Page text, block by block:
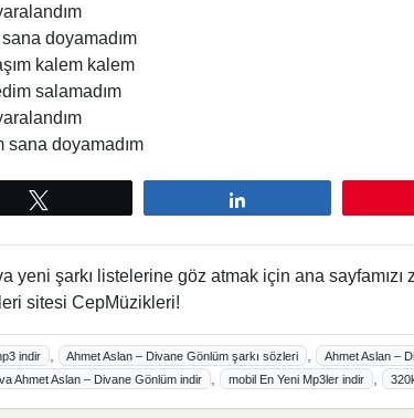
doyamadım
kalem kalem
salamadım
doyamadım
yeni şarkı listelerine göz atmak için ana
sitesi CepMüzikleri!
indir Ahmet Aslan – Divane Gönlüm şarkı sözleri Ahmet Aslan –
Ahmet Aslan – Divane Gönlüm indir mobil En Yeni Mp3ler indir